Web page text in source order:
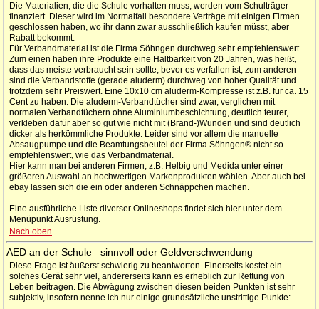
Die Materialien, die die Schule vorhalten muss, werden vom Schulträger
finanziert. Dieser wird im Normalfall besondere Verträge mit einigen Firmen
geschlossen haben, wo ihr dann zwar ausschließlich kaufen müsst, aber
Rabatt bekommt.
Für Verbandmaterial ist die Firma Söhngen durchweg sehr empfehlenswert.
Zum einen haben ihre Produkte eine Haltbarkeit von 20 Jahren, was heißt,
dass das meiste verbraucht sein sollte, bevor es verfallen ist, zum anderen
sind die Verbandstoffe (gerade aluderm) durchweg von hoher Qualität und
trotzdem sehr Preiswert. Eine 10x10 cm aluderm-Kompresse ist z.B. für ca. 15
Cent zu haben. Die aluderm-Verbandtücher sind zwar, verglichen mit
normalen Verbandtüchern ohne Aluminiumbeschichtung, deutlich teurer,
verkleben dafür aber so gut wie nicht mit (Brand-)Wunden und sind deutlich
dicker als herkömmliche Produkte. Leider sind vor allem die manuelle
Absaugpumpe und die Beamtungsbeutel der Firma Söhngen® nicht so
empfehlenswert, wie das Verbandmaterial.
Hier kann man bei anderen Firmen, z.B. Helbig und Medida unter einer
größeren Auswahl an hochwertigen Markenprodukten wählen. Aber auch bei
ebay lassen sich die ein oder anderen Schnäppchen machen.
Eine ausführliche Liste diverser Onlineshops findet sich hier unter dem
Menüpunkt Ausrüstung.
Nach oben
AED an der Schule –sinnvoll oder Geldverschwendung
Diese Frage ist äußerst schwierig zu beantworten. Einerseits kostet ein
solches Gerät sehr viel, andererseits kann es erheblich zur Rettung von
Leben beitragen. Die Abwägung zwischen diesen beiden Punkten ist sehr
subjektiv, insofern nenne ich nur einige grundsätzliche unstrittige Punkte: